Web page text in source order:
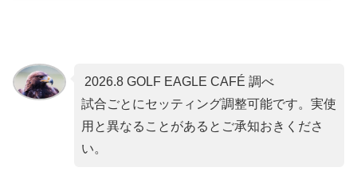
2026.8 GOLF EAGLE CAFÉ 調べ
試合ごとにセッティング調整可能です。実使
用と異なることがあるとご承知おきくださ
い。